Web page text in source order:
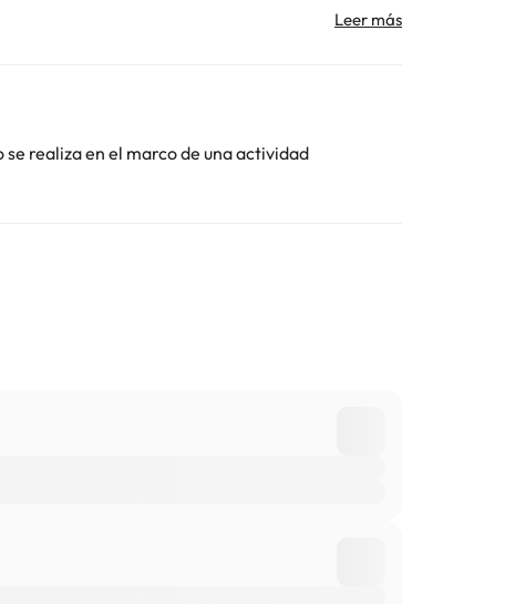
(Euroaeropuerto de Mulhouse) está a 146 km.
la información de esta ficha está sujeta a
realiza en el marco de una actividad